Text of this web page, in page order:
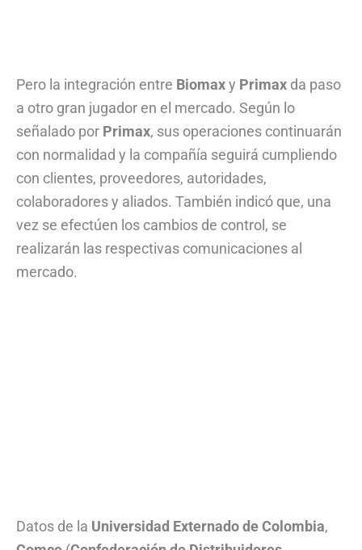
Pero la integración entre Biomaxy Primax da paso
a otro gran jugador en el mercado. Según lo
señalado por Primax, sus operaciones continuarán
con normalidad y la compañía seguirá cumpliendo
con clientes, proveedores, autoridades,
colaboradores y aliados. También indicó que, una
vez se efectúen los cambios de control, se
realizarán las respectivas comunicaciones al
mercado.
Datos de la Universidad Externado de Colombia,